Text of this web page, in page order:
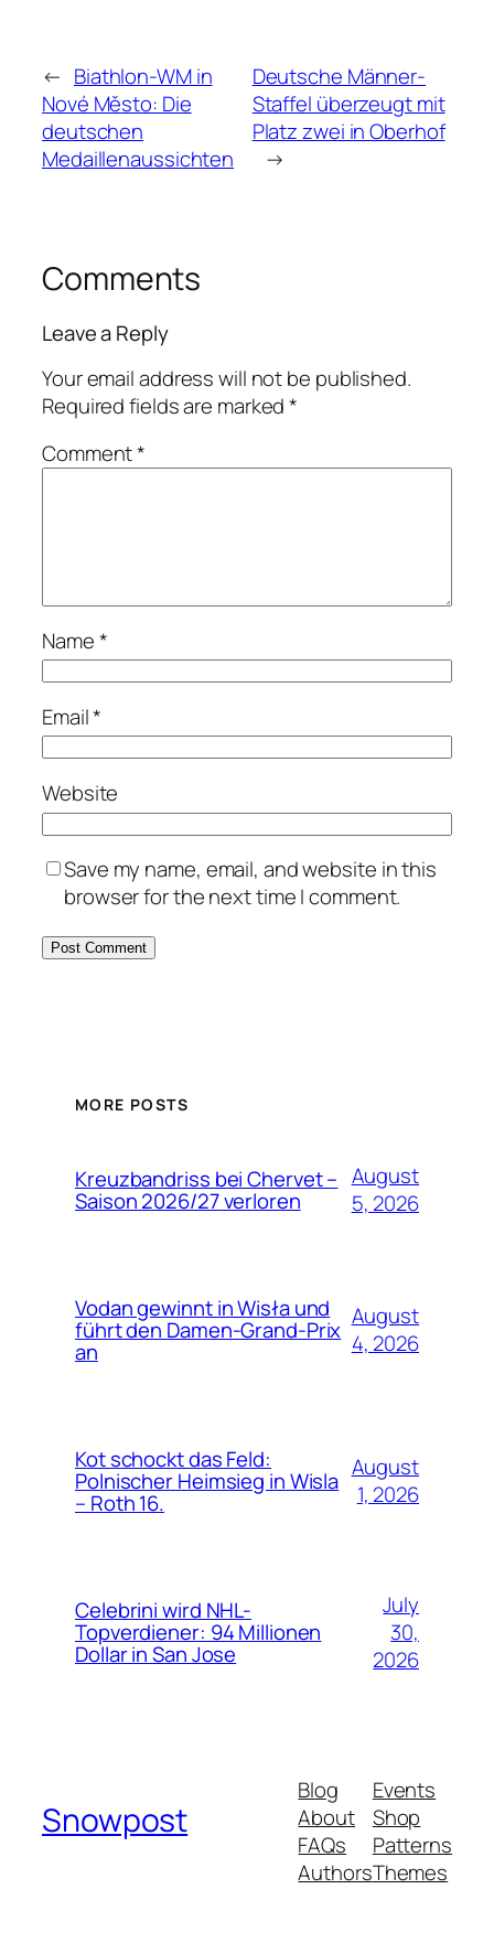
← Biathlon-WM in
Nové Město: Die
deutschen
Medaillenaussichten
Deutsche Männer-
Staffel überzeugt mit
Platz zwei in Oberhof
→
Comments
Leave a Reply
Your email address will not be published.
Required fields are marked*
Comment*
Name*
Email*
Website
Save my name, email, and website in this
browser for the next time I comment.
MORE POSTS
Kreuzbandriss bei Chervet –
Saison 2026/27 verloren
August
5, 2026
Vodan gewinnt in Wisła und
führt den Damen-Grand-Prix
an
August
4, 2026
Kot schockt das Feld:
Polnischer Heimsieg in Wisla
– Roth 16.
August
1, 2026
Celebrini wird NHL-
Topverdiener: 94 Millionen
Dollar in San Jose
July
30,
2026
Snowpost
Blog
About
FAQs
Authors
Events
Shop
Patterns
Themes